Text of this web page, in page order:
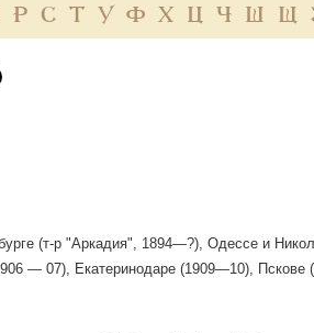
Р С Т У Ф Х Ц Ч Ш Щ
(т-р "Аркадия", 1894—?), Одессе и
— 07), Екатеринодаре (1909—10), Пскове